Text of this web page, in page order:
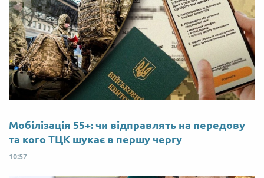
Мобілізація 55+: чи відправлять на передову
та кого ТЦК шукає в першу чергу
10:57